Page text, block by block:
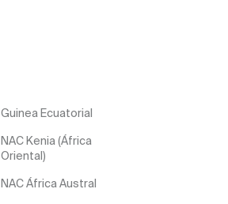
Guinea Ecuatorial
NAC Kenia (África
Oriental)
NAC África Austral